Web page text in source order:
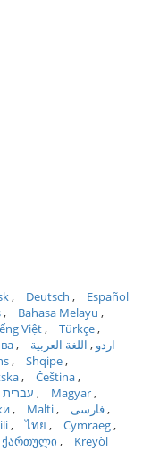
Deutsch
Español
Bahasa Melayu
Việt
Türkçe
اردو
اللغة العربية
Shqipe
Čeština
עברית
Magyar
Malti
فارسی
ไทย
Cymraeg
ქართული
Kreyòl